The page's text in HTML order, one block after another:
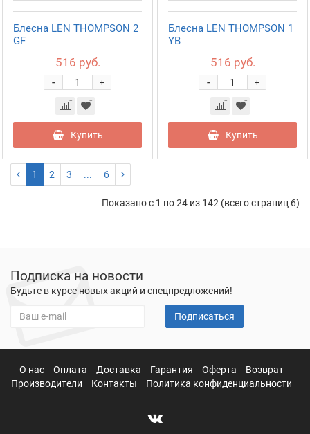
Блесна LEN THOMPSON 2
GF
516 руб.
+
-
Купить
Блесна LEN THOMPSON 1
YB
516 руб.
+
-
Купить
1 2 3 ... 6
Показано с 1 по 24 из 142 (всего страниц 6)
Подписка на новости
Будьте в курсе новых акций и спецпредложений!
Подписаться
О нас Оплата Доставка Гарантия Оферта
Возврат
Производители
Контакты Политика конфиденциальности